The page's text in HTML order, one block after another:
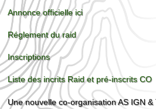
Annonce officielle ici
Réglement du raid
Inscriptions
Liste des incrits Raid et pré-inscrits CO
Une nouvelle co-organisation AS IGN